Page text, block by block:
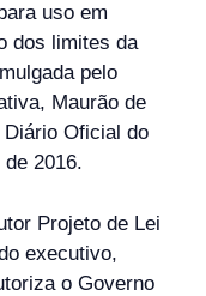
uso em
dos limites da
pelo
Maurão de
Oficial do
2016.
Projeto de Lei
executivo,
o Governo